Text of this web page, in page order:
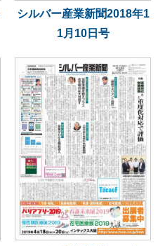
シルバー産業新聞2018年1
1月10日号